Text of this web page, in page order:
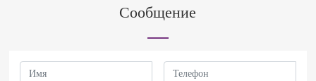
Сообщение